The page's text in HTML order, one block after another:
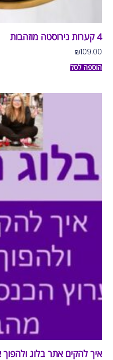
4 קערות נירוסטה מוזהבות
₪109.00
הוספה לסל
איך להקים אתר בלוג